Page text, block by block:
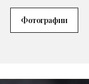
Фотографии